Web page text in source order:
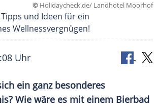
© Holidaycheck.de/ Landhotel Moorhof
und Ideen für ein
Wellnessvergnügen!
Uhr
ein ganz besonderes
Wie wäre es mit einem Bierbad